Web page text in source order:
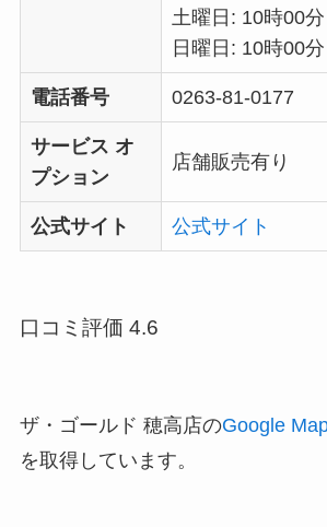
土曜日: 10時00
日曜日: 10時00
電話番号 0263-81-0177
サービス オ
プション
店舗販売有り
公式サイト 公式サイト
口コミ評価 4.6
ザ・ゴールド 穂高店のGoogle
を取得しています。